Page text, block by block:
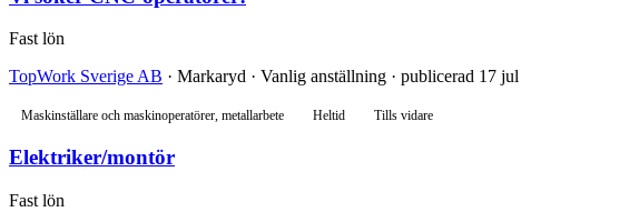
Fast lön
TopWork Sverige AB · Markaryd · Vanlig anställning · publicerad 17 jul
Maskinställare och maskinoperatörer, metallarbete Heltid Tills vidare
Elektriker/montör
Fast lön